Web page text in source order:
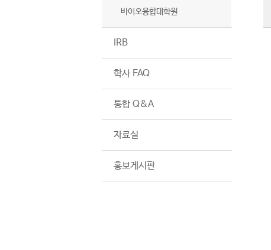
바이오융합대학원
IRB
학사 FAQ
통합 Q&A
자료실
홍보게시판